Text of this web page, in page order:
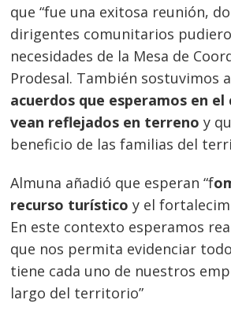
que “fue una exitosa reunión,
dirigentes comunitarios
necesidades de la Mesa de
Prodesal. También sostuvimos
acuerdos que esperamos en
vean reflejados en terreno y
beneficio de las familias del
Almuna añadió que esperan “f
recurso turístico y el
En este contexto esperamos
que nos permita evidenciar
tiene cada uno de nuestros
largo del territorio”
Navegación
de
entradas